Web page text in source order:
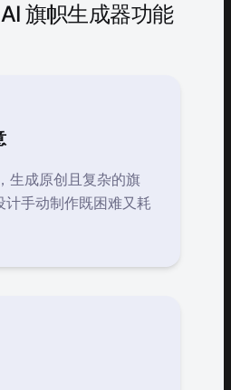
旗帜生成器功能
生成原创且复杂的旗
计手动制作既困难又耗